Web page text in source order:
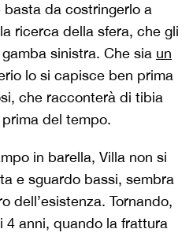
da costringerlo a
ricerca della sfera, che gli
sinistra. Che sia un
lo si capisce ben prima
che racconterà di tibia
del tempo.
in barella, Villa non si
e sguardo bassi, sembra
dell’esistenza. Tornando,
4 anni, quando la frattura